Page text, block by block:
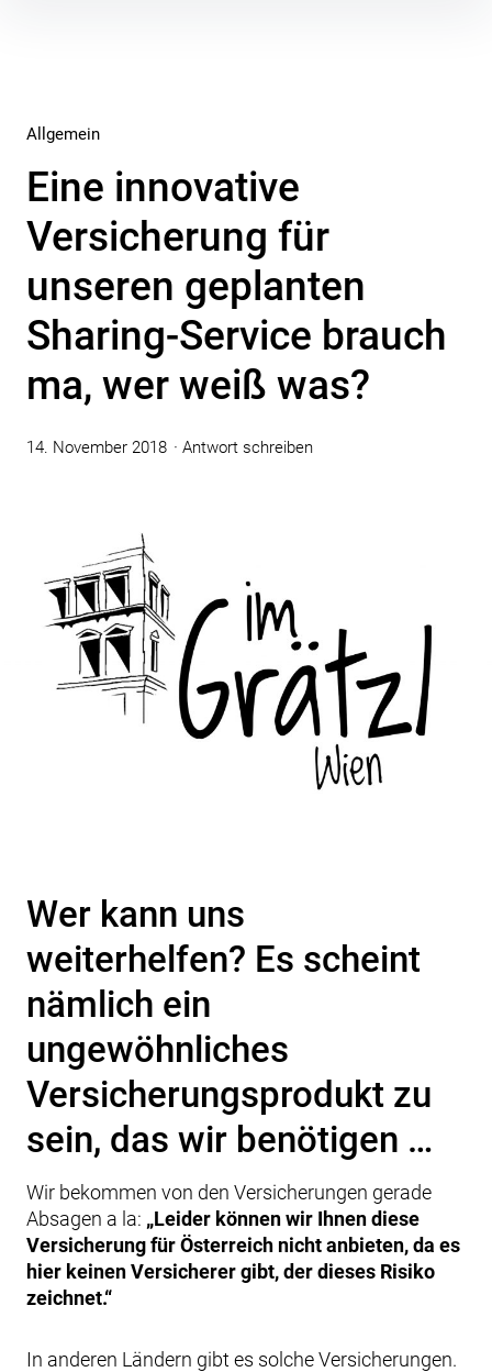
Allgemein
Eine innovative
Versicherung für
unseren geplanten
Sharing-Service brauch
ma, wer weiß was?
14. November 2018 Antwort schreiben
Wer kann uns
weiterhelfen? Es scheint
nämlich ein
ungewöhnliches
Versicherungsprodukt zu
sein, das wir benötigen …
Wir bekommen von den Versicherungen gerade
Absagen a la: „Leider können wir Ihnen diese
Versicherung für Österreich nicht anbieten, da es
hier keinen Versicherer gibt, der dieses Risiko
zeichnet.“
In anderen Ländern gibt es solche Versicherungen.